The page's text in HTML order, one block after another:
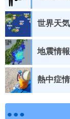
世界天気
地震情報
熱中症